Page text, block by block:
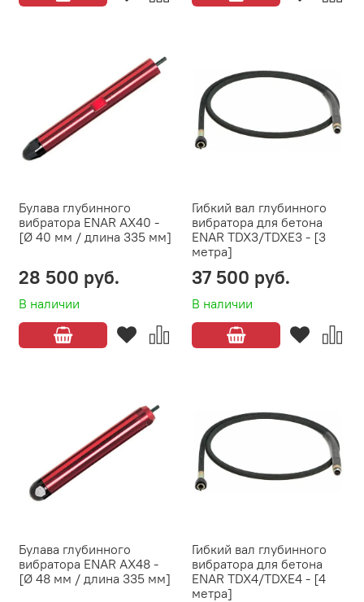
Булава глубинного
вибратора ENAR AX40 -
[Ø 40 мм / длина 335 мм]
В наличии
28 500 руб.
Гибкий вал глубинного
вибратора для бетона
ENAR TDX3/TDXE3 - [3
метра]
В наличии
37 500 руб.
Булава глубинного
вибратора ENAR AX48 -
[Ø 48 мм / длина 335 мм]
Гибкий вал глубинного
вибратора для бетона
ENAR TDX4/TDXE4 - [4
метра]